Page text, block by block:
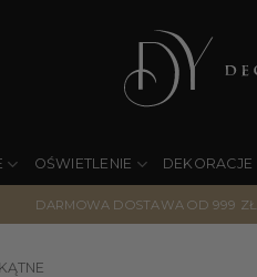
OŚWIETLENIE DEKORACJE
DARMOWA DOSTAWA OD 999 ZŁ